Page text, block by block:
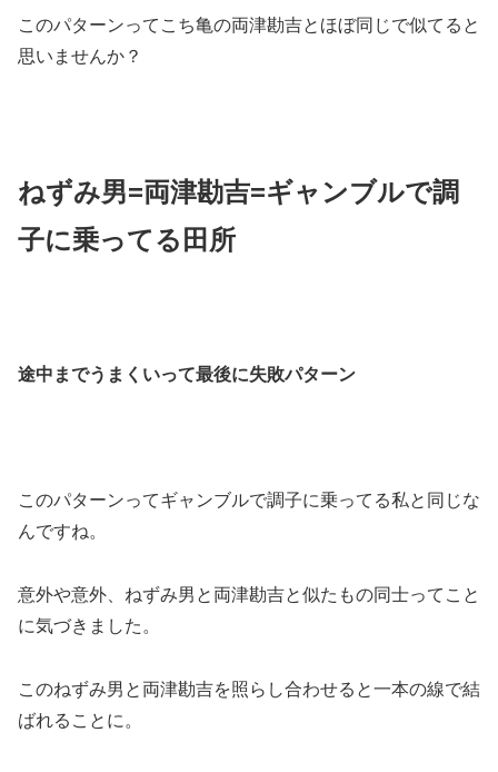
このパターンってこち亀の両津勘吉とほぼ同じで似てると
思いませんか？
ねずみ男=両津勘吉=ギャンブルで調
子に乗ってる田所
途中までうまくいって最後に失敗パターン
このパターンってギャンブルで調子に乗ってる私と同じな
んですね。
意外や意外、ねずみ男と両津勘吉と似たもの同士ってこと
に気づきました。
このねずみ男と両津勘吉を照らし合わせると一本の線で結
ばれることに。